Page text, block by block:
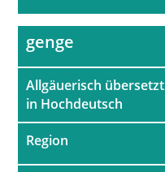
Allgäuerisch übersetzt
in Hochdeutsch
Region
genge